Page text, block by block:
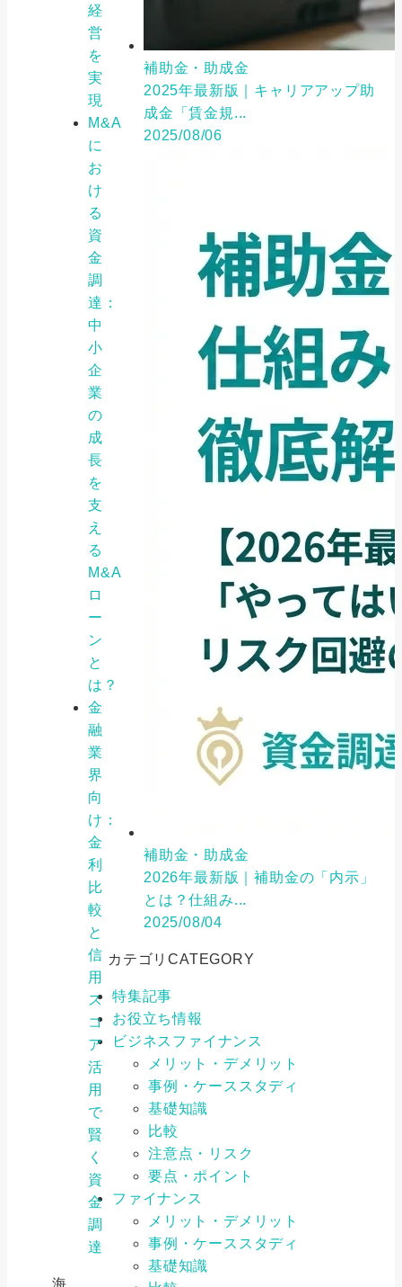
経
営
を
実
現
M&A
に
お
け
る
資
金
調
達：
中
小
企
業
の
成
長
を
支
え
る
M&A
ロ
ー
ン
と
は？
金
融
業
界
向
け：
金
利
比
較
と
信
用
ス
コ
ア
活
用
で
賢
く
資
金
調
達
海
補助金・助成金
2025年最新版｜キャリアアップ助
成金「賃金規...
2025/08/06
補助金・助成金
2026年最新版｜補助金の「内示」
とは？仕組み...
2025/08/04
カテゴリCATEGORY
特集記事
お役立ち情報
ビジネスファイナンス
メリット・デメリット
事例・ケーススタディ
基礎知識
比較
注意点・リスク
要点・ポイント
ファイナンス
メリット・デメリット
事例・ケーススタディ
基礎知識